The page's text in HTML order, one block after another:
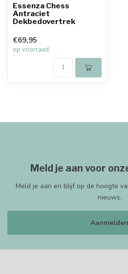
Essenza Chess
Antraciet
Dekbedovertrek
€69,95
op voorraad
Meld je aan voor
Meld je aan en blijf op de hoogte
nieuws.
Aanmelden